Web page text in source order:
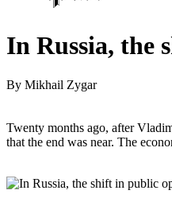
In Russia, the
By Mikhail Zygar
Twenty months ago, after
that the end was near. The